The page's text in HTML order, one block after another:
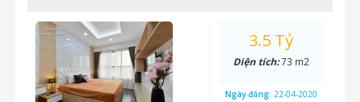
3.5 Tỷ
Diện tích:73 m2
Ngày đăng: 22-04-2020